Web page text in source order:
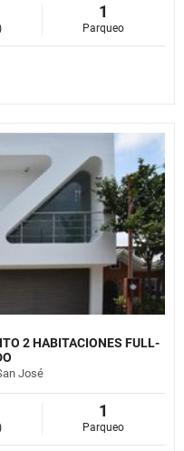
1
Parqueo
2 HABITACIONES FULL-
José
1
Parqueo